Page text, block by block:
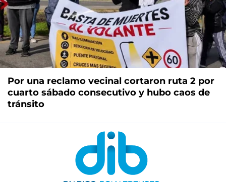
Por una reclamo vecinal cortaron ruta 2 por
cuarto sábado consecutivo y hubo caos de
tránsito